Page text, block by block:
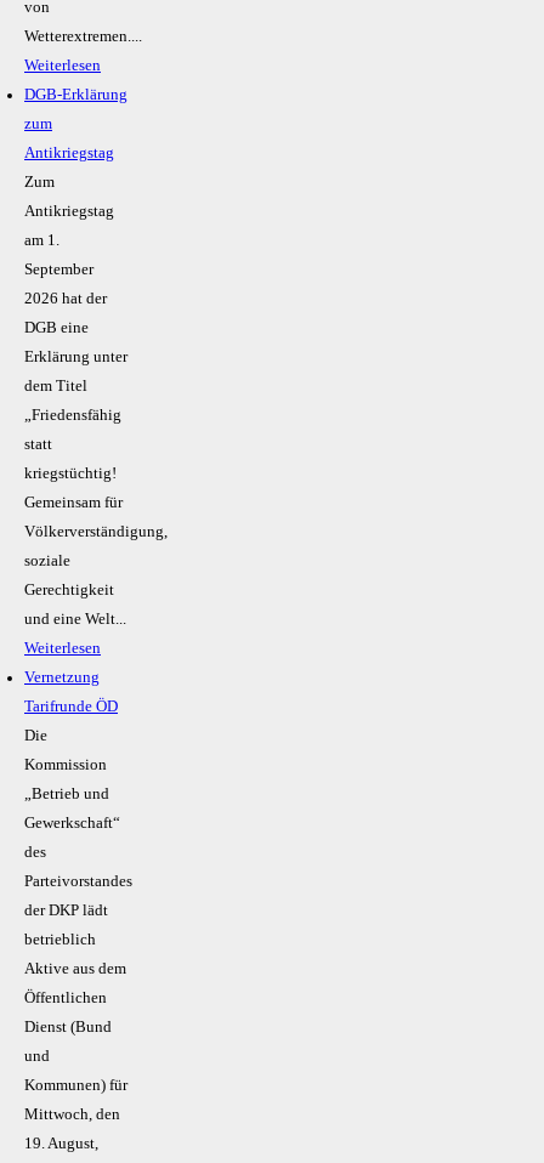
von
Wetterextremen....
Weiterlesen
DGB-Erklärung
zum
Antikriegstag
Zum
Antikriegstag
am 1.
September
2026 hat der
DGB eine
Erklärung unter
dem Titel
„Friedensfähig
statt
kriegstüchtig!
Gemeinsam für
Völkerverständigung,
soziale
Gerechtigkeit
und eine Welt...
Weiterlesen
Vernetzung
Tarifrunde ÖD
Die
Kommission
„Betrieb und
Gewerkschaft“
des
Parteivorstandes
der DKP lädt
betrieblich
Aktive aus dem
Öffentlichen
Dienst (Bund
und
Kommunen) für
Mittwoch, den
19. August,